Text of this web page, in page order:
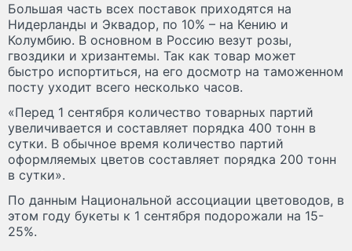
Большая часть всех поставок приходятся на
Нидерланды и Эквадор, по 10% – на Кению и
Колумбию. В основном в Россию везут розы,
гвоздики и хризантемы. Так как товар может
быстро испортиться, на его досмотр на таможенном
посту уходит всего несколько часов.
«Перед 1 сентября количество товарных партий
увеличивается и составляет порядка 400 тонн в
сутки. В обычное время количество партий
оформляемых цветов составляет порядка 200 тонн
в сутки».
По данным Национальной ассоциации цветоводов, в
этом году букеты к 1 сентября подорожали на 15-
25%.